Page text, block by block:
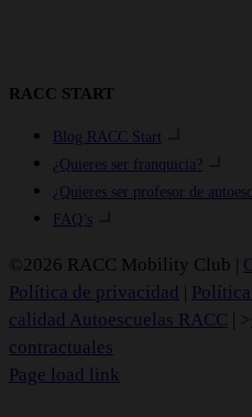
RACC START
Blog RACC Start
¿Quieres ser franquicia?
¿Quieres ser profesor de
FAQ’s
©2026 RACC Mobility Club |
Política de privacidad
calidad Autoescuelas RACC
| >
contractuales
Page load link